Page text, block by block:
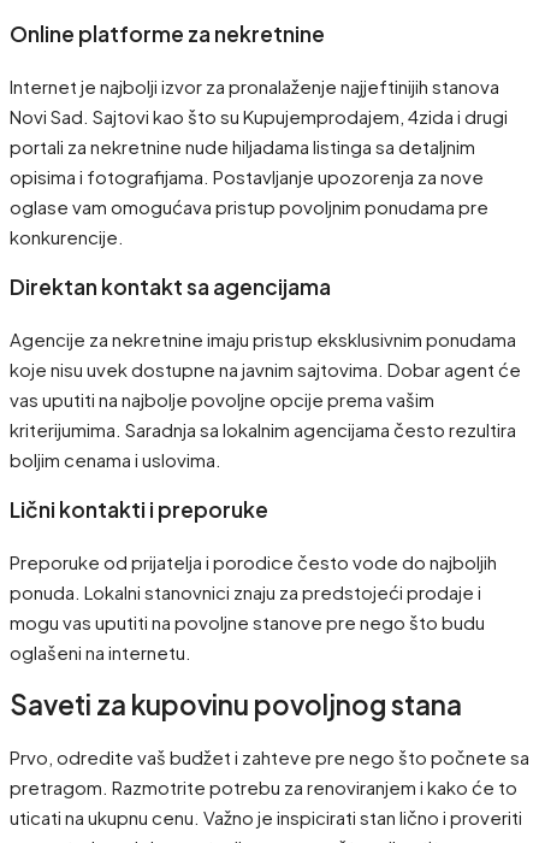
Online platforme za nekretnine
Internet je najbolji izvor za pronalaženje najjeftinijih stanova
Novi Sad. Sajtovi kao što su Kupujemprodajem, 4zida i drugi
portali za nekretnine nude hiljadama listinga sa detaljnim
opisima i fotografijama. Postavljanje upozorenja za nove
oglase vam omogućava pristup povoljnim ponudama pre
konkurencije.
Direktan kontakt sa agencijama
Agencije za nekretnine imaju pristup eksklusivnim ponudama
koje nisu uvek dostupne na javnim sajtovima. Dobar agent će
vas uputiti na najbolje povoljne opcije prema vašim
kriterijumima. Saradnja sa lokalnim agencijama često rezultira
boljim cenama i uslovima.
Lični kontakti i preporuke
Preporuke od prijatelja i porodice često vode do najboljih
ponuda. Lokalni stanovnici znaju za predstojeći prodaje i
mogu vas uputiti na povoljne stanove pre nego što budu
oglašeni na internetu.
Saveti za kupovinu povoljnog stana
Prvo, odredite vaš budžet i zahteve pre nego što počnete sa
pretragom. Razmotrite potrebu za renoviranjem i kako će to
uticati na ukupnu cenu. Važno je inspicirati stan lično i proveriti